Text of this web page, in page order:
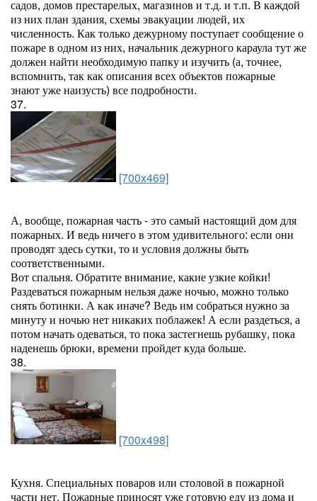
садов, домов престарелых, магазинов и т.д. и т.п. В каждой
из них план здания, схемы эвакуации людей, их
численность. Как только дежурному поступает сообщение о
пожаре в одном из них, начальник дежурного караула тут же
должен найти необходимую папку и изучить (а, точнее,
вспомнить, так как описания всех объектов пожарные
знают уже наизусть) все подробности.
37.
[700x469]
А, вообще, пожарная часть - это самый настоящий дом для
пожарных. И ведь ничего в этом удивительного: если они
проводят здесь сутки, то и условия должны быть
соответственными.
Вот спальня. Обратите внимание, какие узкие койки!
Раздеваться пожарным нельзя даже ночью, можно только
снять ботинки. А как иначе? Ведь им собраться нужно за
минуту и ночью нет никаких поблажек! А если раздеться, а
потом начать одеваться, то пока застегнешь рубашку, пока
наденешь брюки, времени пройдет куда больше.
38.
[700x498]
Кухня. Специальных поваров или столовой в пожарной
части нет. Пожарные приносят уже готовую еду из дома и